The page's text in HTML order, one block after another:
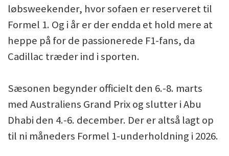
løbsweekender, hvor sofaen er reserveret til
Formel 1. Og i år er der endda et hold mere at
heppe på for de passionerede F1-fans, da
Cadillac træder ind i sporten.
Sæsonen begynder officielt den 6.-8. marts
med Australiens Grand Prix og slutter i Abu
Dhabi den 4.-6. december. Der er altså lagt op
til ni måneders Formel 1-underholdning i 2026.